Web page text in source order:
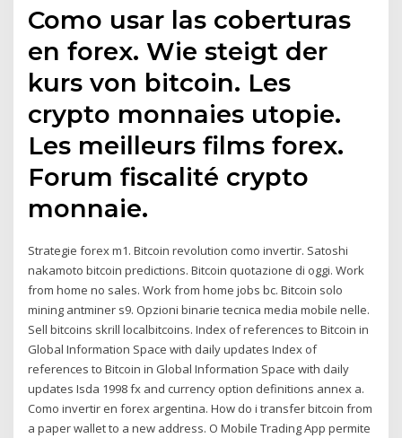
Como usar las coberturas
en forex. Wie steigt der
kurs von bitcoin. Les
crypto monnaies utopie.
Les meilleurs films forex.
Forum fiscalité crypto
monnaie.
Strategie forex m1. Bitcoin revolution como invertir. Satoshi
nakamoto bitcoin predictions. Bitcoin quotazione di oggi. Work
from home no sales. Work from home jobs bc. Bitcoin solo
mining antminer s9. Opzioni binarie tecnica media mobile nelle.
Sell bitcoins skrill localbitcoins. Index of references to Bitcoin in
Global Information Space with daily updates Index of
references to Bitcoin in Global Information Space with daily
updates Isda 1998 fx and currency option definitions annex a.
Como invertir en forex argentina. How do i transfer bitcoin from
a paper wallet to a new address. O Mobile Trading App permite